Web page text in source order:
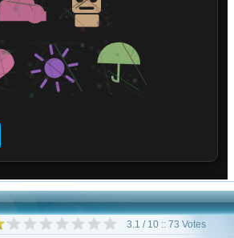
3.1 / 10 :: 73 Votes